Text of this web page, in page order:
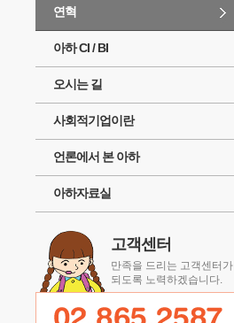
연혁
아하 CI / BI
오시는 길
사회적기업이란
언론에서 본 아하
아하자료실
고객센터
만족을 드리는 고객센터가
되도록 노력하겠습니다.